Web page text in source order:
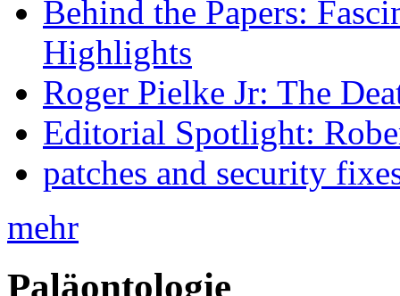
Behind the Papers:
Highlights
Roger Pielke Jr: The
Editorial Spotlight:
patches and security
mehr
Paläontologie